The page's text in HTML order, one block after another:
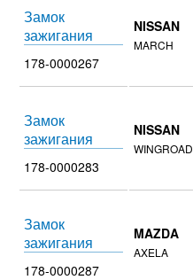
Замок
зажигания
178-0000267
NISSAN
MARCH
Замок
зажигания
178-0000283
NISSAN
WINGROAD
Замок
зажигания
178-0000287
MAZDA
AXELA